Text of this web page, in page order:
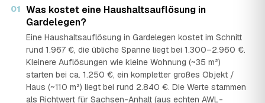
01 Was kostet eine Haushaltsauflösung in
Gardelegen?
Eine Haushaltsauflösung in Gardelegen kostet im Schnitt
rund 1.967 €, die übliche Spanne liegt bei 1.300–2.960 €.
Kleinere Auflösungen wie kleine Wohnung (~35 m²)
starten bei ca. 1.250 €, ein kompletter großes Objekt /
Haus (~110 m²) liegt bei rund 2.840 €. Die Werte stammen
als Richtwert für Sachsen-Anhalt (aus echten AWL-